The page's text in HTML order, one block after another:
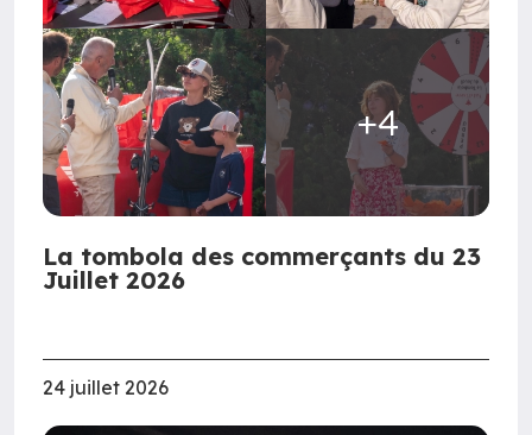
+4
La tombola des commerçants du 23
Juillet 2026
24 juillet 2026